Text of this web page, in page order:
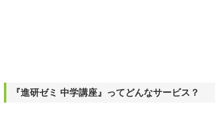
『進研ゼミ 中学講座』ってどんなサービス？